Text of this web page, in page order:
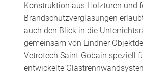
Konstruktion aus Holztüren und
Brandschutzverglasungen
auch den Blick in die
gemeinsam von Lindner
Vetrotech Saint-Gobain speziell
entwickelte